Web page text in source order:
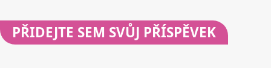
PŘIDEJTE SEM SVŮJ PŘÍSPĚVEK